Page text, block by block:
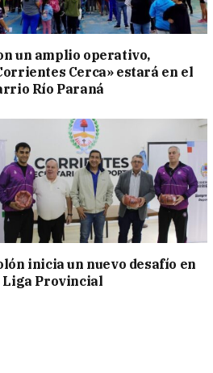
un amplio operativo,
Cerca» estará en el
Río Paraná
inicia un nuevo desafío en
Liga Provincial